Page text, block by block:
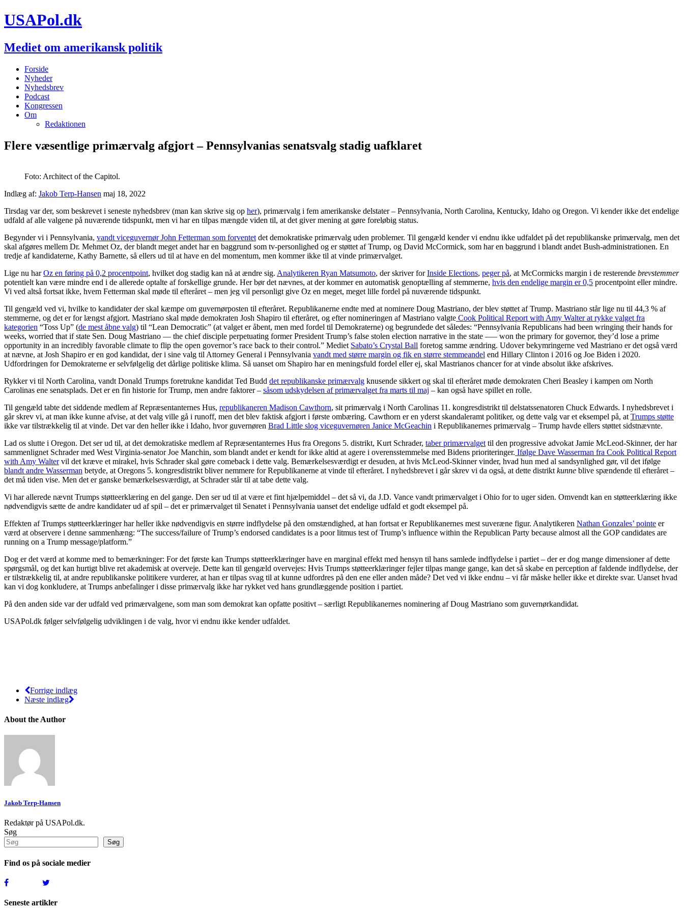
USAPol.dk
Mediet om amerikansk politik
Forside
Nyheder
Nyhedsbrev
Podcast
Kongressen
Om
Redaktionen
Flere væsentlige primærvalg afgjort – Pennsylvanias senatsvalg stadig uafklaret
Foto: Architect of the Capitol.
Indlæg af: Jakob Terp-Hansen maj 18, 2022
Tirsdag var der, som beskrevet i seneste nyhedsbrev (man kan skrive sig op her), primærvalg i fem amerikanske delstater – Pennsylvania, North Carolina, Kentucky, Idaho og Oregon. Vi kender ikke det endelige
udfald af alle valgene på nuværende tidspunkt, men vi har en tilpas mængde viden til, at det giver mening at gøre foreløbig status.
Begynder vi i Pennsylvania, vandt viceguvernør John Fetterman som forventet det demokratiske primærvalg uden problemer. Til gengæld kender vi endnu ikke udfaldet på det republikanske primærvalg, men det
skal afgøres mellem Dr. Mehmet Oz, der blandt meget andet har en baggrund som tv-personlighed og er støttet af Trump, og David McCormick, som har en baggrund i blandt andet Bush-administrationen. En
tredje af kandidaterne, Kathy Barnette, så ellers ud til at have en del momentum, men kommer ikke til at vinde primærvalget.
Lige nu harOz en føring på 0,2 procentpoint, hvilket dog stadig kan nå at ændre sig. Analytikeren Ryan Matsumoto, der skriver forInside Elections, peger på, at McCormicks margin i de resterende brevstemmer
potentielt kan være mindre end i de allerede optalte af forskellige grunde. Her bør det nævnes, at der kommer en automatisk genoptælling af stemmerne, hvis den endelige margin er 0,5 procentpoint eller mindre.
Vi ved altså fortsat ikke, hvem Fetterman skal møde til efteråret – men jeg vil personligt give Oz en meget, meget lille fordel på nuværende tidspunkt.
Til gengæld ved vi, hvilke to kandidater der skal kæmpe om guvernørposten til efteråret. Republikanerne endte med at nominere Doug Mastriano, der blev støttet af Trump. Mastriano står lige nu til 44,3 % af
stemmerne, og det er for længst afgjort. Mastriano skal møde demokraten Josh Shapiro til efteråret, og efter nomineringen af Mastriano valgte Cook Political Report with Amy Walter at rykke valget fra
kategorien “Toss Up” (de mest åbne valg) til “Lean Democratic” (at valget er åbent, men med fordel til Demokraterne) og begrundede det således: “Pennsylvania Republicans had been wringing their hands for
weeks, worried that if state Sen. Doug Mastriano — the chief disciple perpetuating former President Trump’s false stolen election narrative in the state –— won the primary for governor, they’d lose a prime
opportunity in an incredibly favorable climate to flip the open governor’s race back to their control.” Mediet Sabato’s Crystal Ball foretog samme ændring. Udover bekymringerne ved Mastriano er det også værd
at nævne, at Josh Shapiro er en god kandidat, der i sine valg til Attorney General i Pennsylvania vandt med større margin og fik en større stemmeandel end Hillary Clinton i 2016 og Joe Biden i 2020.
Udfordringen for Demokraterne er selvfølgelig det dårlige politiske klima. Så uanset om Shapiro har en meningsfuld fordel eller ej, skal Mastrianos chancer for at vinde absolut ikke afskrives.
Rykker vi til North Carolina, vandt Donald Trumps foretrukne kandidat Ted Budd det republikanske primærvalg knusende sikkert og skal til efteråret møde demokraten Cheri Beasley i kampen om North
Carolinas ene senatsplads. Det er en fin historie for Trump, men andre faktorer – såsom udskydelsen af primærvalget fra marts til maj – kan også have spillet en rolle.
Til gengæld tabte det siddende medlem af Repræsentanternes Hus, republikaneren Madison Cawthorn, sit primærvalg i North Carolinas 11. kongresdistrikt til delstatssenatoren Chuck Edwards. I nyhedsbrevet i
går skrev vi, at man ikke kunne afvise, at det valg ville gå i runoff, men det blev faktisk afgjort i første ombæring. Cawthorn er en yderst skandaleramt politiker, og dette valg var et eksempel på, at Trumps støtte
ikke var tilstrækkelig til at vinde. Det var den heller ikke i Idaho, hvor guvernøren Brad Little slog viceguvernøren Janice McGeachin i Republikanernes primærvalg – Trump havde ellers støttet sidstnævnte.
Lad os slutte i Oregon. Det ser ud til, at det demokratiske medlem af Repræsentanternes Hus fra Oregons 5. distrikt, Kurt Schrader, taber primærvalget til den progressive advokat Jamie McLeod-Skinner, der har
sammenlignet Schrader med West Virginia-senator Joe Manchin, som blandt andet er kendt for ikke altid at agere i overensstemmelse med Bidens prioriteringer. Ifølge Dave Wasserman fra Cook Political Report
with Amy Waltervil det kræve et mirakel, hvis Schrader skal gøre comeback i dette valg. Bemærkelsesværdigt er desuden, at hvis McLeod-Skinner vinder, hvad hun med al sandsynlighed gør, vil det ifølge
blandt andre Wasserman betyde, at Oregons 5. kongresdistrikt bliver nemmere for Republikanerne at vinde til efteråret. I nyhedsbrevet i går skrev vi da også, at dette distrikt kunne blive spændende til efteråret –
det må tiden vise. Men det er ganske bemærkelsesværdigt, at Schrader står til at tabe dette valg.
Vi har allerede nævnt Trumps støtteerklæring en del gange. Den ser ud til at være et fint hjælpemiddel – det så vi, da J.D. Vance vandt primærvalget i Ohio for to uger siden. Omvendt kan en støtteerklæring ikke
nødvendigvis sætte de andre kandidater ud af spil – det er primærvalget til Senatet i Pennsylvania uanset det endelige udfald et godt eksempel på.
Effekten af Trumps støtteerklæringer har heller ikke nødvendigvis en større indflydelse på den omstændighed, at han fortsat er Republikanernes mest suveræne figur. Analytikeren Nathan Gonzales’ pointe er
værd at observere i denne sammenhæng: “The success/failure of Trump’s endorsed candidates is a poor litmus test of Trump’s influence within the Republican Party because almost all the GOP candidates are
running on a Trump message/platform.”
Dog er det værd at komme med to bemærkninger: For det første kan Trumps støtteerklæringer have en marginal effekt med hensyn til hans samlede indflydelse i partiet – der er dog mange dimensioner af dette
spørgsmål, og det kan hurtigt blive ret akademisk at overveje. Dette kan til gengæld overvejes: Hvis Trumps støtteerklæringer fejler tilpas mange gange, kan det så skabe en perception af faldende indflydelse, der
er tilstrækkelig til, at andre republikanske politikere vurderer, at han er tilpas svag til at kunne udfordres på den ene eller anden måde? Det ved vi ikke endnu – vi får måske heller ikke et direkte svar. Uanset hvad
kan vi dog konkludere, at Trumps anbefalinger i disse primærvalg ikke har rykket ved hans grundlæggende position i partiet.
På den anden side var der udfald ved primærvalgene, som man som demokrat kan opfatte positivt – særligt Republikanernes nominering af Doug Mastriano som guvernørkandidat.
USAPol.dk følger selvfølgelig udviklingen i de valg, hvor vi endnu ikke kender udfaldet.
Forrige indlæg
Næste indlæg
About the Author
Jakob Terp-Hansen
Redaktør på USAPol.dk.
Søg
Søg
Find os på sociale medier
Seneste artikler